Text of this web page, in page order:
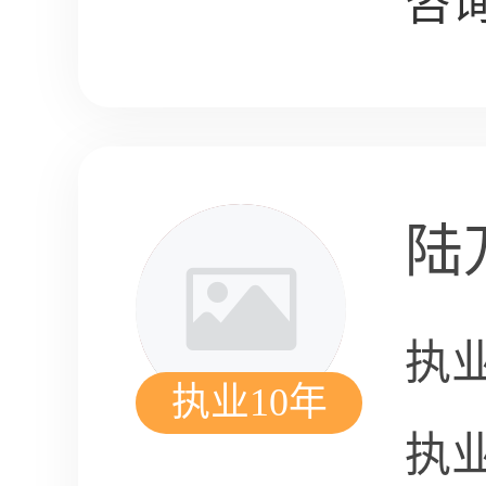
执业10年
陆
执
执